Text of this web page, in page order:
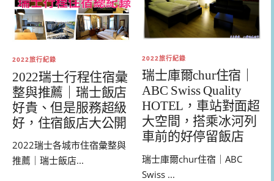
2022旅行紀錄
2022瑞士行程住宿彙
整與推薦｜瑞士飯店
好貴、但是服務超級
好，住宿飯店大公開
2022瑞士各城市住宿彙整與
推薦｜瑞士飯店...
2022旅行紀錄
瑞士庫爾chur住宿｜
ABC Swiss Quality
HOTEL，車站對面超
大空間，搭乘冰河列
車前的好停留飯店
瑞士庫爾chur住宿｜ABC
Swiss ...